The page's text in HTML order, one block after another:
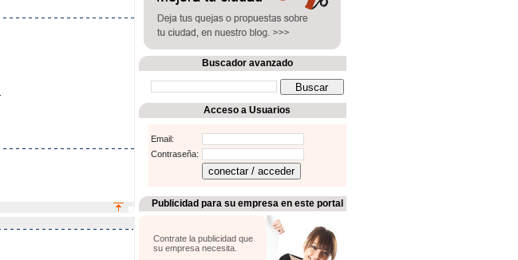
Buscador avanzado
Acceso a Usuarios
Email:
Contraseña:
Publicidad para su empresa en este portal
Contrate la publicidad que
su empresa necesita.